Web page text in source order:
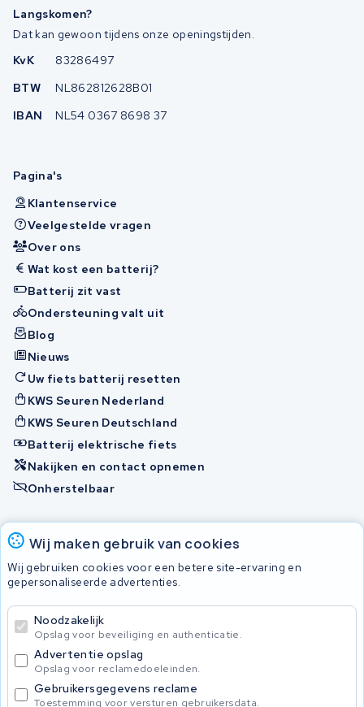
Wij maken gebruik van cookies
Wij gebruiken cookies voor een betere site-ervaring en
gepersonaliseerde advertenties.
Noodzakelijk
Opslag voor beveiliging en authenticatie.
Advertentie opslag
Opslag voor reclamedoeleinden.
Gebruikersgegevens reclame
Toestemming voor versturen gebruikersdata.
Langskomen?
Dat kan gewoon tijdens onze openingstijden.
KvK
83286497
BTW
NL862812628B01
IBAN
NL54 0367 8698 37
Pagina's
Klantenservice
Veelgestelde vragen
Over ons
Wat kost een batterij?
Batterij zit vast
Ondersteuning valt uit
Blog
Nieuws
Uw fiets batterij resetten
KWS Seuren Nederland
KWS Seuren Deutschland
Batterij elektrische fiets
Nakijken en contact opnemen
Onherstelbaar
Accu's
Privacy Policy